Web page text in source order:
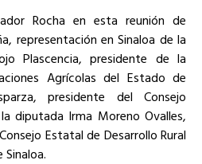
Rocha en esta reunión de
representación en Sinaloa de la
Plascencia, presidente de la
Agrícolas del Estado de
presidente del Consejo
diputada Irma Moreno Ovalles,
Estatal de Desarrollo Rural